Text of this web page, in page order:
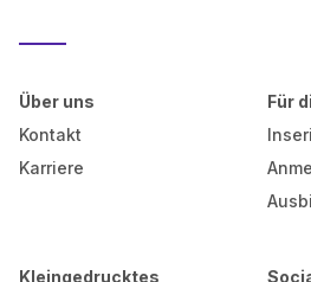
Über uns
Kontakt
Karriere
Für
Kleingedrucktes